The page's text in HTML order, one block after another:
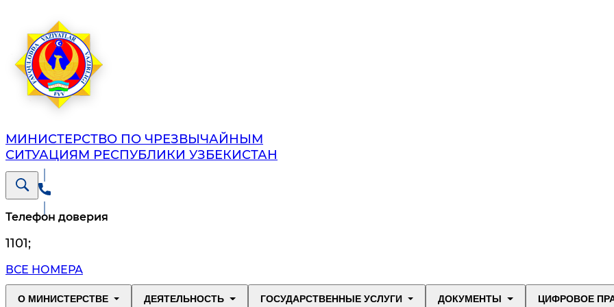
МИНИСТЕРСТВО ПО ЧРЕЗВЫЧАЙНЫМ
СИТУАЦИЯМ РЕСПУБЛИКИ УЗБЕКИСТАН
Телефон доверия
1101;
ВСЕ НОМЕРА
О МИНИСТЕРСТВЕ ДЕЯТЕЛЬНОСТЬ ГОСУДАРСТВЕННЫЕ УСЛУГИ ДОКУМЕНТЫ ЦИФРОВОЕ